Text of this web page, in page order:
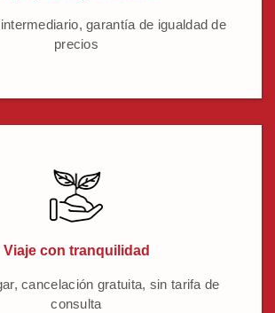
garantía de igualdad de
precios
Viaje con tranquilidad
cancelación gratuita, sin tarifa de
consulta